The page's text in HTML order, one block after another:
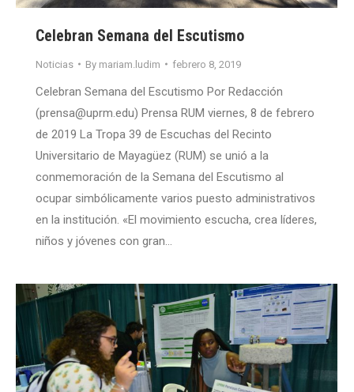
Celebran Semana del Escutismo
Noticias By mariam.ludim febrero 8, 2019
Celebran Semana del Escutismo Por Redacción
(prensa@uprm.edu) Prensa RUM viernes, 8 de febrero
de 2019 La Tropa 39 de Escuchas del Recinto
Universitario de Mayagüez (RUM) se unió a la
conmemoración de la Semana del Escutismo al
ocupar simbólicamente varios puesto administrativos
en la institución. «El movimiento escucha, crea líderes,
niños y jóvenes con gran…